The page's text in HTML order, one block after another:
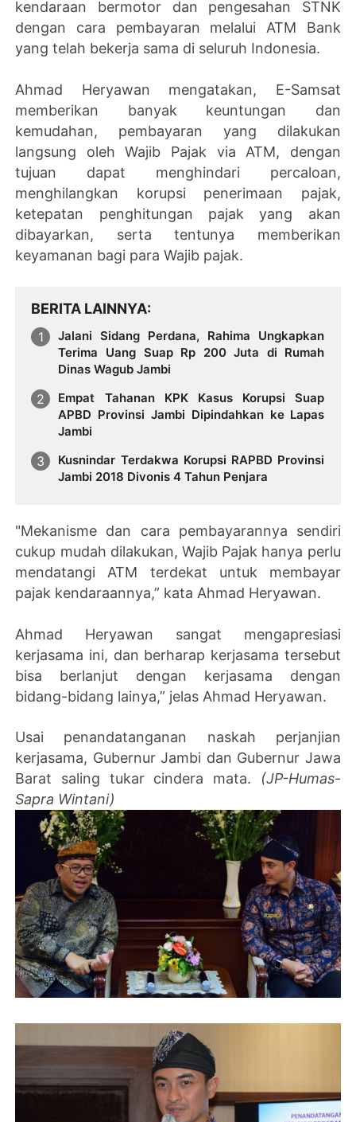
kendaraan bermotor dan pengesahan STNK
dengan cara pembayaran melalui ATM Bank
yang telah bekerja sama di seluruh Indonesia.
Ahmad Heryawan mengatakan, E-Samsat
memberikan banyak keuntungan dan
kemudahan, pembayaran yang dilakukan
langsung oleh Wajib Pajak via ATM, dengan
tujuan dapat menghindari percaloan,
menghilangkan korupsi penerimaan pajak,
ketepatan penghitungan pajak yang akan
dibayarkan, serta tentunya memberikan
keyamanan bagi para Wajib pajak.
BERITA LAINNYA
Jalani Sidang Perdana, Rahima Ungkapkan
Terima Uang Suap Rp 200 Juta di Rumah
Dinas Wagub Jambi
Empat Tahanan KPK Kasus Korupsi Suap
APBD Provinsi Jambi Dipindahkan ke Lapas
Jambi
Kusnindar Terdakwa Korupsi RAPBD Provinsi
Jambi 2018 Divonis 4 Tahun Penjara
"Mekanisme dan cara pembayarannya sendiri
cukup mudah dilakukan, Wajib Pajak hanya perlu
mendatangi ATM terdekat untuk membayar
pajak kendaraannya,” kata Ahmad Heryawan.
Ahmad Heryawan sangat mengapresiasi
kerjasama ini, dan berharap kerjasama tersebut
bisa berlanjut dengan kerjasama dengan
bidang-bidang lainya,” jelas Ahmad Heryawan.
Usai penandatanganan naskah perjanjian
kerjasama, Gubernur Jambi dan Gubernur Jawa
Barat saling tukar cindera mata.
(JP-Humas-
Sapra Wintani)